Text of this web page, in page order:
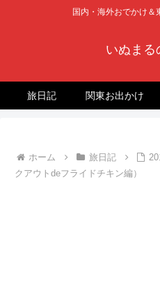
国内・海外おでかけ＆
いぬまる
旅日記 関東お出かけ
ホーム 旅日記
クアウトdeフライドチキン編）